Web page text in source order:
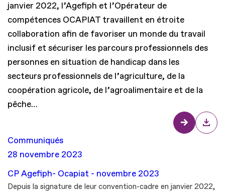
janvier 2022, l’Agefiph et l’Opérateur de
compétences OCAPIAT travaillent en étroite
collaboration afin de favoriser un monde du travail
inclusif et sécuriser les parcours professionnels des
personnes en situation de handicap dans les
secteurs professionnels de l’agriculture, de la
coopération agricole, de l’agroalimentaire et de la
pêche…
Communiqués
28 novembre 2023
CP Agefiph- Ocapiat - novembre 2023
Depuis la signature de leur convention-cadre en janvier 2022,